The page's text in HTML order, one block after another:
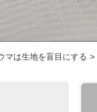
マは生地を盲目にする >